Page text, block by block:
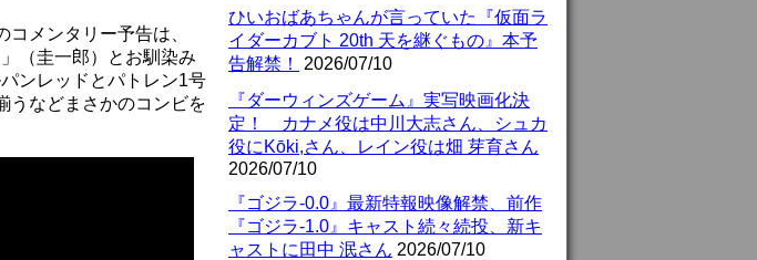
メンタリー予告は、
（圭一郎）とお馴染み
ンレッドとパトレン1号
うなどまさかのコンビを
ひいおばあちゃんが言っていた『仮面ラ
イダーカブト 20th 天を継ぐもの』本予
告解禁！
2026/07/10
『ダーウィンズゲーム』実写映画化決
定！ カナメ役は中川大志さん、シュカ
役にKōki,さん、レイン役は畑 芽育さん
2026/07/10
『ゴジラ-0.0』最新特報映像解禁、前作
『ゴジラ-1.0』キャスト続々続投、新キ
ャストに田中 泯さん 2026/07/10